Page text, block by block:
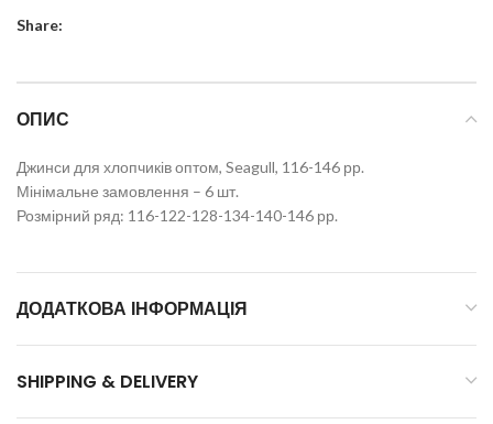
Share:
ОПИС
Джинси для хлопчиків оптом, Seagull, 116-146 рр.
Мінімальне замовлення – 6 шт.
Розмірний ряд: 116-122-128-134-140-146 рр.
ДОДАТКОВА ІНФОРМАЦІЯ
SHIPPING & DELIVERY